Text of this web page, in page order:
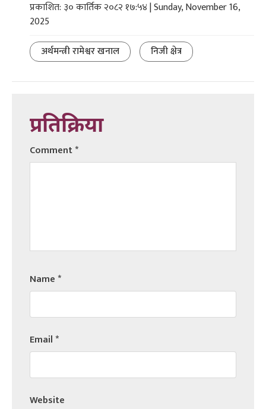
प्रकाशित: ३० कार्तिक २०८२ १७:५४ | Sunday, November 16,
2025
अर्थमन्त्री रामेश्वर खनाल
निजी क्षेत्र
प्रतिक्रिया
Comment*
Name*
Email*
Website